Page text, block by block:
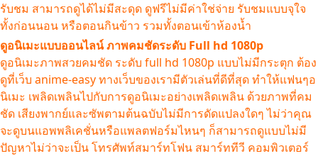
รับชม สามารถดูได้ไม่มีสะดุด ดูฟรีไม่มีค่าใช่จ่าย รับชมแบบจุใจ
ทั้งก่อนนอน หรือตอนกินข้าว รวมทั้งตอนเข้าห้องน้ำ
ดูอนิเมะแบบออนไลน์ ภาพคมชัดระดับ Full hd 1080p
ดูอนิเมะภาพสวยคมชัด ระดับ full hd 1080p แบบไม่มีกระตุก ต้อง
ดูที่เว็บ anime-easy ทางเว็บของเรามีตัวเล่นที่ดีที่สุด ทำให้แฟนๆอ
นิเมะ เพลิดเพลินไปกับการดูอนิเมะอย่างเพลิดเพลิน ด้วยภาพที่คม
ชัด เสียงพากย์และซัพตามต้นฉบับไม่มีการดัดแปลงใดๆ ไม่ว่าคุณ
จะดูบนแอพพลิเคชั่นหรือแพลตฟอร์มไหนๆ ก็สามารถดูแบบไม่มี
ปัญหาไม่ว่าจะเป็น โทรศัพท์สมาร์ทโฟน สมาร์ททีวี คอมพิวเตอร์